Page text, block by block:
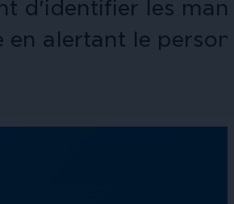
d'enseignement.
d'identifier les
en alertant le